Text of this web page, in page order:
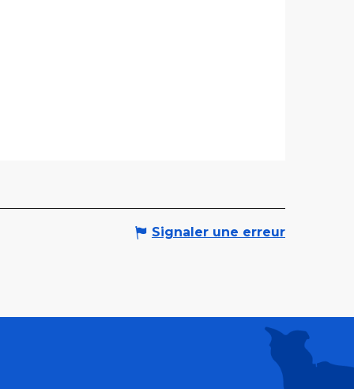
Signaler une erreur